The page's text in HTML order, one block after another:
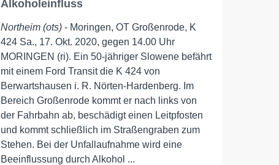
Alkoholeinfluss
Northeim (ots) - Moringen, OT Großenrode, K
424 Sa., 17. Okt. 2020, gegen 14.00 Uhr
MORINGEN (ri). Ein 50-jähriger Slowene befährt
mit einem Ford Transit die K 424 von
Berwartshausen i. R. Nörten-Hardenberg. Im
Bereich Großenrode kommt er nach links von
der Fahrbahn ab, beschädigt einen Leitpfosten
und kommt schließlich im Straßengraben zum
Stehen. Bei der Unfallaufnahme wird eine
Beeinflussung durch Alkohol ...